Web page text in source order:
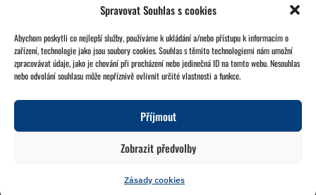
Spravovat Souhlas s cookies
Abychom poskytli co nejlepší služby, používáme k ukládání a/nebo přístupu k informacím o
zařízení, technologie jako jsou soubory cookies. Souhlas s těmito technologiemi nám umožní
zpracovávat údaje, jako je chování při procházení nebo jedinečná ID na tomto webu. Nesouhlas
nebo odvolání souhlasu může nepříznivě ovlivnit určité vlastnosti a funkce.
Příjmout
Zobrazit předvolby
Zásady cookies
Sledujte nás!
Kalendář
O nás
Databáze legionářů
Pro členy
Zásady cookies
Studio DružbaVytvořilMiroslav Tomášek